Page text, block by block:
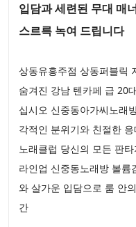
입담과 세련된 무대 매
스르륵 녹여 드립니다
상동유흥주점 상동퍼블릭
숨겨진 강남 텐카페 급 20
십시오 신중동아가씨노래
각적인 분위기와 친절한
노래클럽 당신의 모든 판
라인업 신중동노래방 볼
와 살가운 입담으로 룸 안
간